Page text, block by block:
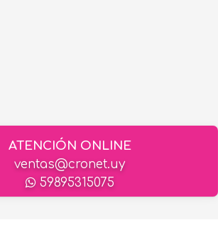
ATENCIÓN ONLINE
ventas@cronet.uy
59895315075